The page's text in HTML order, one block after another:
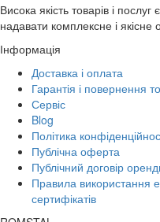
Висока якість товарів і
надавати комплексне і якісне
Інформація
Доставка і оплата
Гарантія і повернення
Сервіс
Blog
Політика
Публічна оферта
Публічний договір
Правила використання
сертифікатів